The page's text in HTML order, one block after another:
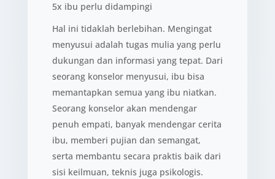
5x ibu perlu didampingi
Hal ini tidaklah berlebihan. Mengingat
menyusui adalah tugas mulia yang perlu
dukungan dan informasi yang tepat. Dari
seorang konselor menyusui, ibu bisa
memantapkan semua yang ibu niatkan.
Seorang konselor akan mendengar
penuh empati, banyak mendengar cerita
ibu, memberi pujian dan semangat,
serta membantu secara praktis baik dari
sisi keilmuan, teknis juga psikologis.